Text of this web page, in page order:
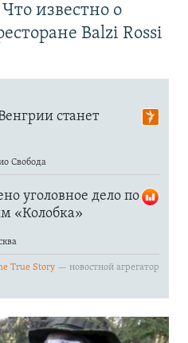
известно о
Balzi Rossi